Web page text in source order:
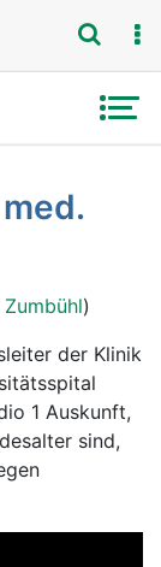
)
der Klinik
1 Auskunft,
sind,